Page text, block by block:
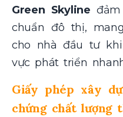
Green Skyline
chuẩn đô thị,
cho nhà đầu tư
vực phát triển
Giấy phép xây
chứng chất lượng